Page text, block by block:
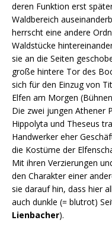
deren Funktion erst
Waldbereich
herrscht eine andere
Waldstücke
sie an die Seiten
große hintere Tor des
sich für den Einzug von
Elfen am Morgen
Die zwei jungen Athener
Hippolyta und Theseus
Handwerker eher
die Kostüme der
Mit ihren Verzierungen
den Charakter einer
sie darauf hin, dass hier
auch dunkle (= blutrot)
Lienbacher).